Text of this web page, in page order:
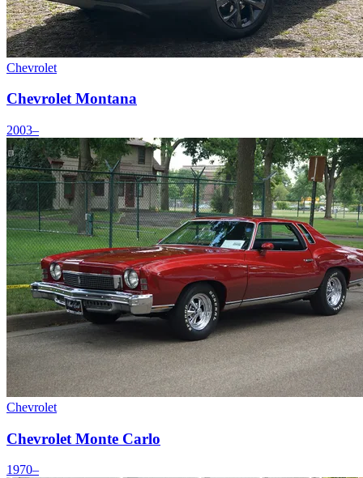
Chevrolet
Chevrolet Montana
2003–
Chevrolet
Chevrolet Monte Carlo
1970–